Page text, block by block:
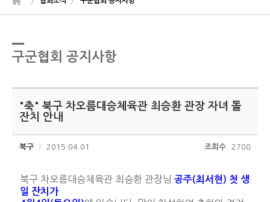
구군협회 공지사항
"축" 북구 차오름대승체육관 최승환 관장 자녀 돌
잔치 안내
북구 2015.04.01 조회수 2708
북구 차오름대승체육관 최승환 관장님 공주(최서현) 첫 생
일 잔치가